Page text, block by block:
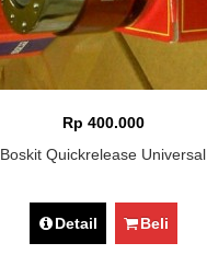
Rp 400.000
Boskit Quickrelease Universal
Detail Beli